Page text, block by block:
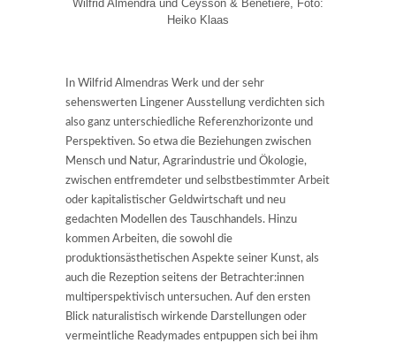
Wilfrid Almendra und Ceysson & Bénétière, Foto:
Heiko Klaas
In Wilfrid Almendras Werk und der sehr
sehenswerten Lingener Ausstellung verdichten sich
also ganz unterschiedliche Referenzhorizonte und
Perspektiven. So etwa die Beziehungen zwischen
Mensch und Natur, Agrarindustrie und Ökologie,
zwischen entfremdeter und selbstbestimmter Arbeit
oder kapitalistischer Geldwirtschaft und neu
gedachten Modellen des Tauschhandels. Hinzu
kommen Arbeiten, die sowohl die
produktionsästhetischen Aspekte seiner Kunst, als
auch die Rezeption seitens der Betrachter:innen
multiperspektivisch untersuchen. Auf den ersten
Blick naturalistisch wirkende Darstellungen oder
vermeintliche Readymades entpuppen sich bei ihm